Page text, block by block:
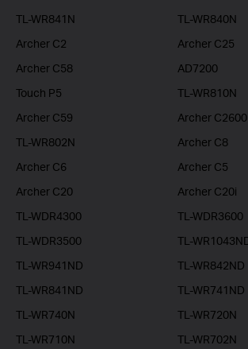
TL-WR841N
TL-WR840N
Archer C2
Archer C25
Archer C58
AD7200
Touch P5
TL-WR810N
Archer C59
Archer C2600
TL-WR802N
Archer C8
Archer C6
Archer C5
Archer C20
Archer C20i
TL-WDR4300
TL-WDR3600
TL-WDR3500
TL-
TL-WR941ND
TL-WR842ND
TL-WR841ND
TL-WR741ND
TL-WR740N
TL-WR720N
TL-WR710N
TL-WR702N